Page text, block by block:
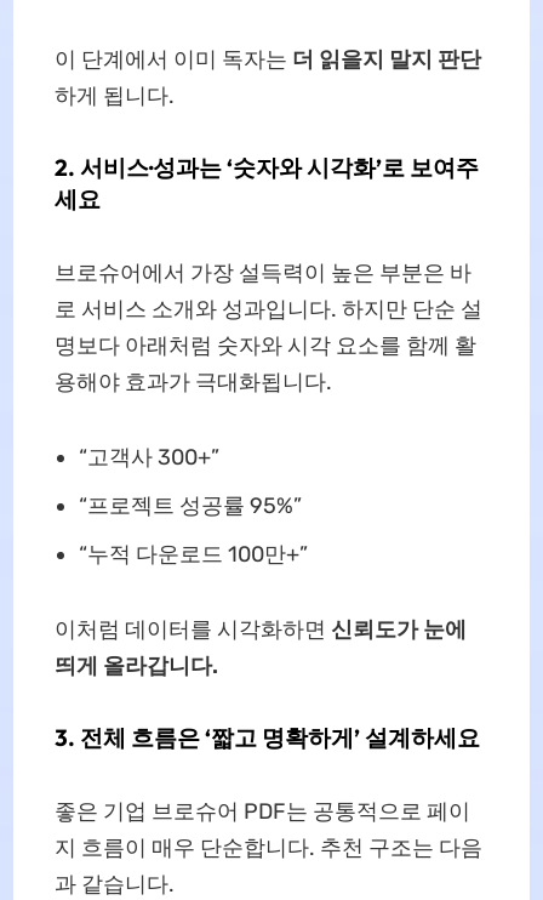
이 단계에서 이미 독자는 더 읽을지 말지 판단
하게 됩니다.
2. 서비스·성과는 ‘숫자와 시각화’로 보여주
세요
브로슈어에서 가장 설득력이 높은 부분은 바
로 서비스 소개와 성과입니다. 하지만 단순 설
명보다 아래처럼 숫자와 시각 요소를 함께 활
용해야 효과가 극대화됩니다.
“고객사 300+”
“프로젝트 성공률 95%”
“누적 다운로드 100만+”
이처럼 데이터를 시각화하면 신뢰도가 눈에
띄게 올라갑니다.
3. 전체 흐름은 ‘짧고 명확하게’ 설계하세요
좋은 기업 브로슈어 PDF는 공통적으로 페이
지 흐름이 매우 단순합니다. 추천 구조는 다음
과 같습니다.